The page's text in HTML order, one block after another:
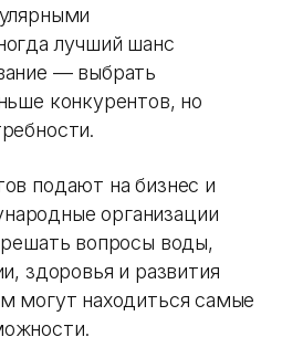
лучший шанс
— выбрать
конкурентов, но
подают на бизнес и
организации
вопросы воды,
здоровья и развития
могут находиться самые